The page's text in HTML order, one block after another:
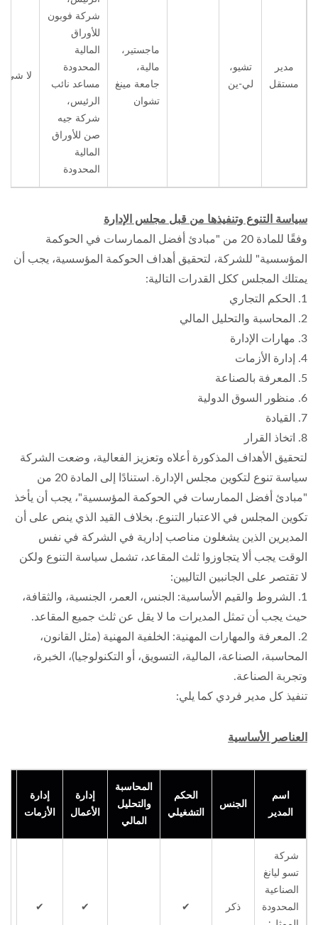
مدير
مستقل
تشيو،
لي-ين
ماجستير،
مالية،
جامعة مينغ
تشوان
شركة فوبون
للأوراق
المالية
المحدودة
مساعد نائب
الرئيس،
شركة جيه
صن للأوراق
المالية
المحدودة
لا شيء
سياسة التنوع وتنفيذها من قبل مجلس الإدارة
وفقًا للمادة 20 من "مبادئ أفضل الممارسات في الحوكمة
المؤسسية" للشركة، لتحقيق أهداف الحوكمة المؤسسية، يجب أن
يمتلك المجلس ككل القدرات التالية:
1. الحكم التجاري
2. المحاسبة والتحليل المالي
3. مهارات الإدارة
4. إدارة الأزمات
5. المعرفة بالصناعة
6. منظور السوق الدولية
7. القيادة
8. اتخاذ القرار
لتحقيق الأهداف المذكورة أعلاه وتعزيز الفعالية، وضعت الشركة
سياسة تنوع لتكوين مجلس الإدارة. استنادًا إلى المادة 20 من
"مبادئ أفضل الممارسات في الحوكمة المؤسسية"، يجب أن يأخذ
تكوين المجلس في الاعتبار التنوع. بخلاف القيد الذي ينص على أن
المديرين الذين يشغلون مناصب إدارية في الشركة في نفس
الوقت يجب ألا يتجاوزوا ثلث المقاعد، تشمل سياسة التنوع ولكن
لا تقتصر على الجانبين التاليين:
1. الشروط والقيم الأساسية: الجنس، العمر، الجنسية، والثقافة،
حيث يجب أن تمثل المديرات ما لا يقل عن ثلث جميع المقاعد.
2. المعرفة والمهارات المهنية: الخلفية المهنية (مثل القانون،
المحاسبة، الصناعة، المالية، التسويق، أو التكنولوجيا)، الخبرة،
وتجربة الصناعة.
تنفيذ كل مدير فردي كما يلي:
العناصر الأساسية
اسم
المدير
الجنس
الحكم
التشغيلي
المحاسبة
والتحليل
المالي
إدارة
الأعمال
إدارة
الأزمات
شركة
تسو ليانغ
الصناعية
المحدودة
ذكر ✔
✔
✔